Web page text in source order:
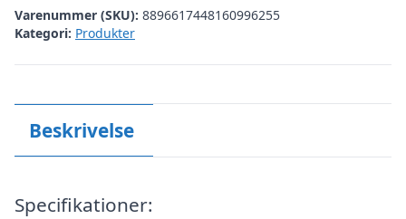
Varenummer (SKU): 8896617448160996255
Kategori: Produkter
Beskrivelse
Specifikationer: